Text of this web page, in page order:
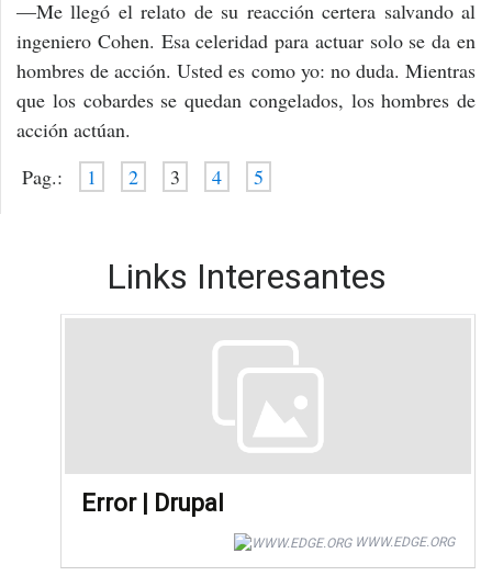
—Me llegó el relato de su reacción certera salvando al
ingeniero Cohen. Esa celeridad para actuar solo se da en
hombres de acción. Usted es como yo: no duda. Mientras
que los cobardes se quedan congelados, los hombres de
acción actúan.
Pag.:
1 2 3 4 5
Links Interesantes
Error | Drupal
WWW.EDGE.ORG